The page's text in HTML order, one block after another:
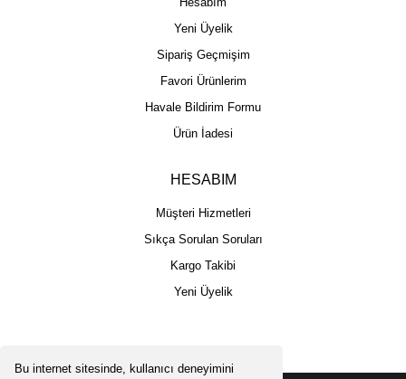
Bu internet sitesinde, kullanıcı deneyimini
Yeni Üyelik
Sipariş Geçmişim
Favori Ürünlerim
Havale Bildirim Formu
Ürün İadesi
HESABIM
Müşteri Hizmetleri
Sıkça Sorulan Soruları
Kargo Takibi
Yeni Üyelik